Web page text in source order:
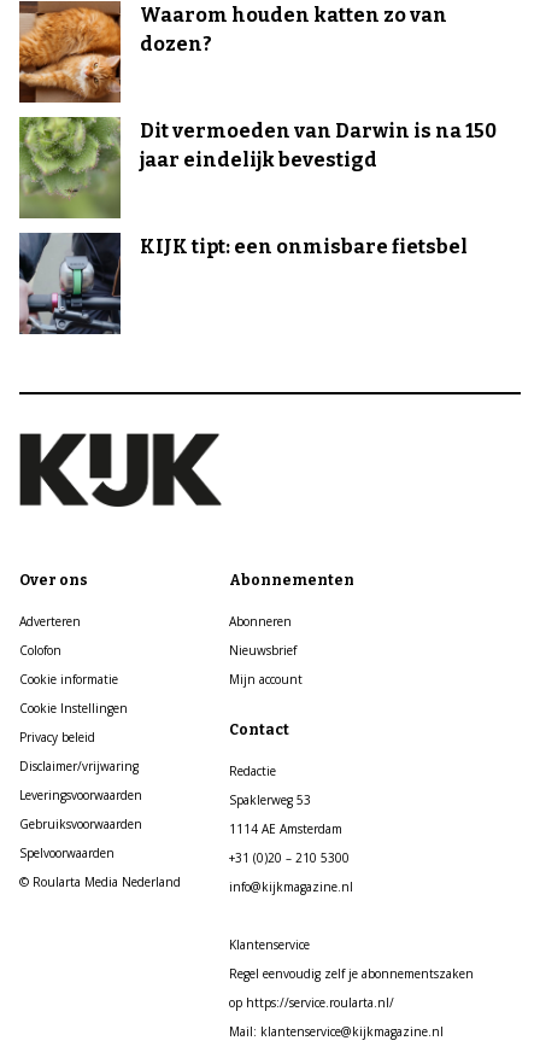
Waarom houden katten zo van
dozen?
Dit vermoeden van Darwin is na 150
jaar eindelijk bevestigd
KIJK tipt: een onmisbare fietsbel
Over ons
Adverteren
Colofon
Cookie informatie
Cookie Instellingen
Privacy beleid
Disclaimer/vrijwaring
Leveringsvoorwaarden
Gebruiksvoorwaarden
Spelvoorwaarden
© Roularta Media Nederland
Abonnementen
Abonneren
Nieuwsbrief
Mijn account
Contact
Redactie
Spaklerweg 53
1114 AE Amsterdam
+31 (0)20 – 210 5300
info@kijkmagazine.nl
Klantenservice
Regel eenvoudig zelf je abonnementszaken
op https://service.roularta.nl/
Mail: klantenservice@kijkmagazine.nl